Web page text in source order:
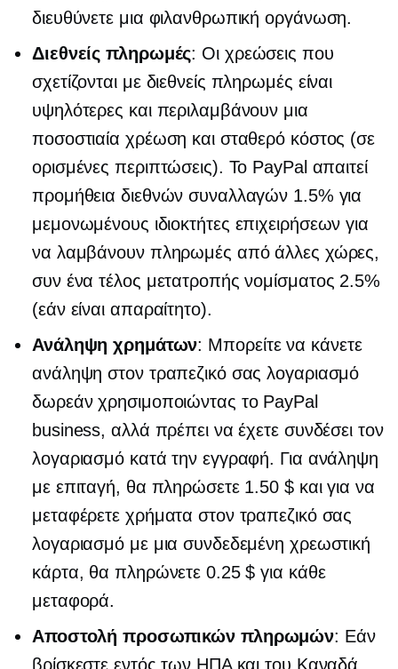
διευθύνετε μια φιλανθρωπική οργάνωση.
Διεθνείς πληρωμές: Οι χρεώσεις που
σχετίζονται με διεθνείς πληρωμές είναι
υψηλότερες και περιλαμβάνουν μια
ποσοστιαία χρέωση και σταθερό κόστος (σε
ορισμένες περιπτώσεις). Το PayPal απαιτεί
προμήθεια διεθνών συναλλαγών 1.5% για
μεμονωμένους ιδιοκτήτες επιχειρήσεων για
να λαμβάνουν πληρωμές από άλλες χώρες,
συν ένα τέλος μετατροπής νομίσματος 2.5%
(εάν είναι απαραίτητο).
Ανάληψη χρημάτων: Μπορείτε να κάνετε
ανάληψη στον τραπεζικό σας λογαριασμό
δωρεάν χρησιμοποιώντας το PayPal
business, αλλά πρέπει να έχετε συνδέσει τον
λογαριασμό κατά την εγγραφή. Για ανάληψη
με επιταγή, θα πληρώσετε 1.50 $ και για να
μεταφέρετε χρήματα στον τραπεζικό σας
λογαριασμό με μια συνδεδεμένη χρεωστική
κάρτα, θα πληρώνετε 0.25 $ για κάθε
μεταφορά.
Αποστολή προσωπικών πληρωμών: Εάν
βρίσκεστε εντός των ΗΠΑ και του Καναδά,